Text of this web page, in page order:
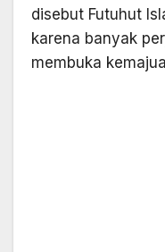
disebut Futuhut
karena banyak
membuka